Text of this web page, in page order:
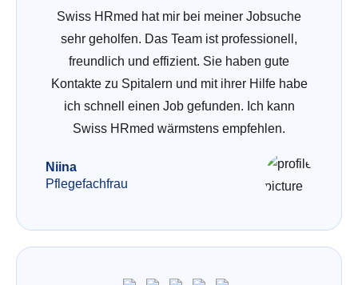
Swiss HRmed hat mir bei meiner Jobsuche
sehr geholfen. Das Team ist professionell,
freundlich und effizient. Sie haben gute
Kontakte zu Spitalern und mit ihrer Hilfe habe
ich schnell einen Job gefunden. Ich kann
Swiss HRmed wärmstens empfehlen.
Niina
Pflegefachfrau